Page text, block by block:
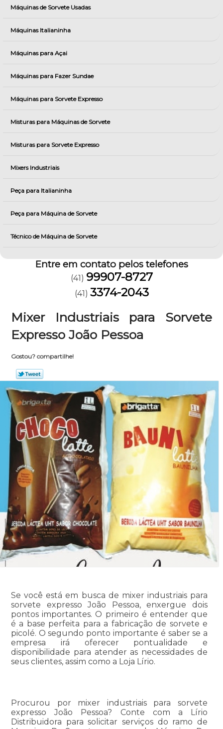
Máquinas de Sorvete Usadas
Máquinas Italianinha
Máquinas para Açai
Máquinas para Fazer Sundae
Máquinas para Sorvete Expresso
Misturas para Máquinas de Sorvete
Misturas para Sorvete Expresso
Mixers Industriais
Peça para Italianinha
Peça para Máquina de Sorvete
Técnico de Máquina de Sorvete
Entre em contato pelos telefones
(41) 99907-8727
(41) 3374-2043
Mixer Industriais para Sorvete
Expresso João Pessoa
Gostou? compartilhe!
Se você está em busca de mixer industriais para
sorvete expresso João Pessoa, enxergue dois
pontos importantes. O primeiro é entender que
é a base perfeita para a fabricação de sorvete e
picolé. O segundo ponto importante é saber se a
empresa irá oferecer pontualidade e
disponibilidade para atender as necessidades de
seus clientes, assim como a Loja Lírio.
Procurou por mixer industriais para sorvete
expresso João Pessoa? Conte com a Lírio
Distribuidora para solicitar serviços do ramo de